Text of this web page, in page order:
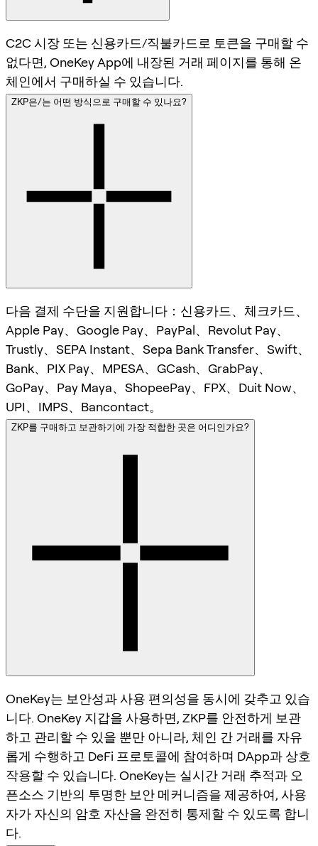
C2C 시장 또는 신용카드/직불카드로 토큰을 구매할 수
없다면, OneKey App에 내장된 거래 페이지를 통해 온
체인에서 구매하실 수 있습니다.
ZKP은/는 어떤 방식으로 구매할 수 있나요?
다음 결제 수단을 지원합니다：신용카드、체크카드、
Apple Pay、Google Pay、PayPal、Revolut Pay、
Trustly、SEPA Instant、Sepa Bank Transfer、Swift、
Bank、PIX Pay、MPESA、GCash、GrabPay、
GoPay、Pay Maya、ShopeePay、FPX、Duit Now、
UPI、IMPS、Bancontact。
ZKP를 구매하고 보관하기에 가장 적합한 곳은 어디인가요?
OneKey는 보안성과 사용 편의성을 동시에 갖추고 있습
니다. OneKey 지갑을 사용하면, ZKP를 안전하게 보관
하고 관리할 수 있을 뿐만 아니라, 체인 간 거래를 자유
롭게 수행하고 DeFi 프로토콜에 참여하며 DApp과 상호
작용할 수 있습니다. OneKey는 실시간 거래 추적과 오
픈소스 기반의 투명한 보안 메커니즘을 제공하여, 사용
자가 자신의 암호 자산을 완전히 통제할 수 있도록 합니
다.